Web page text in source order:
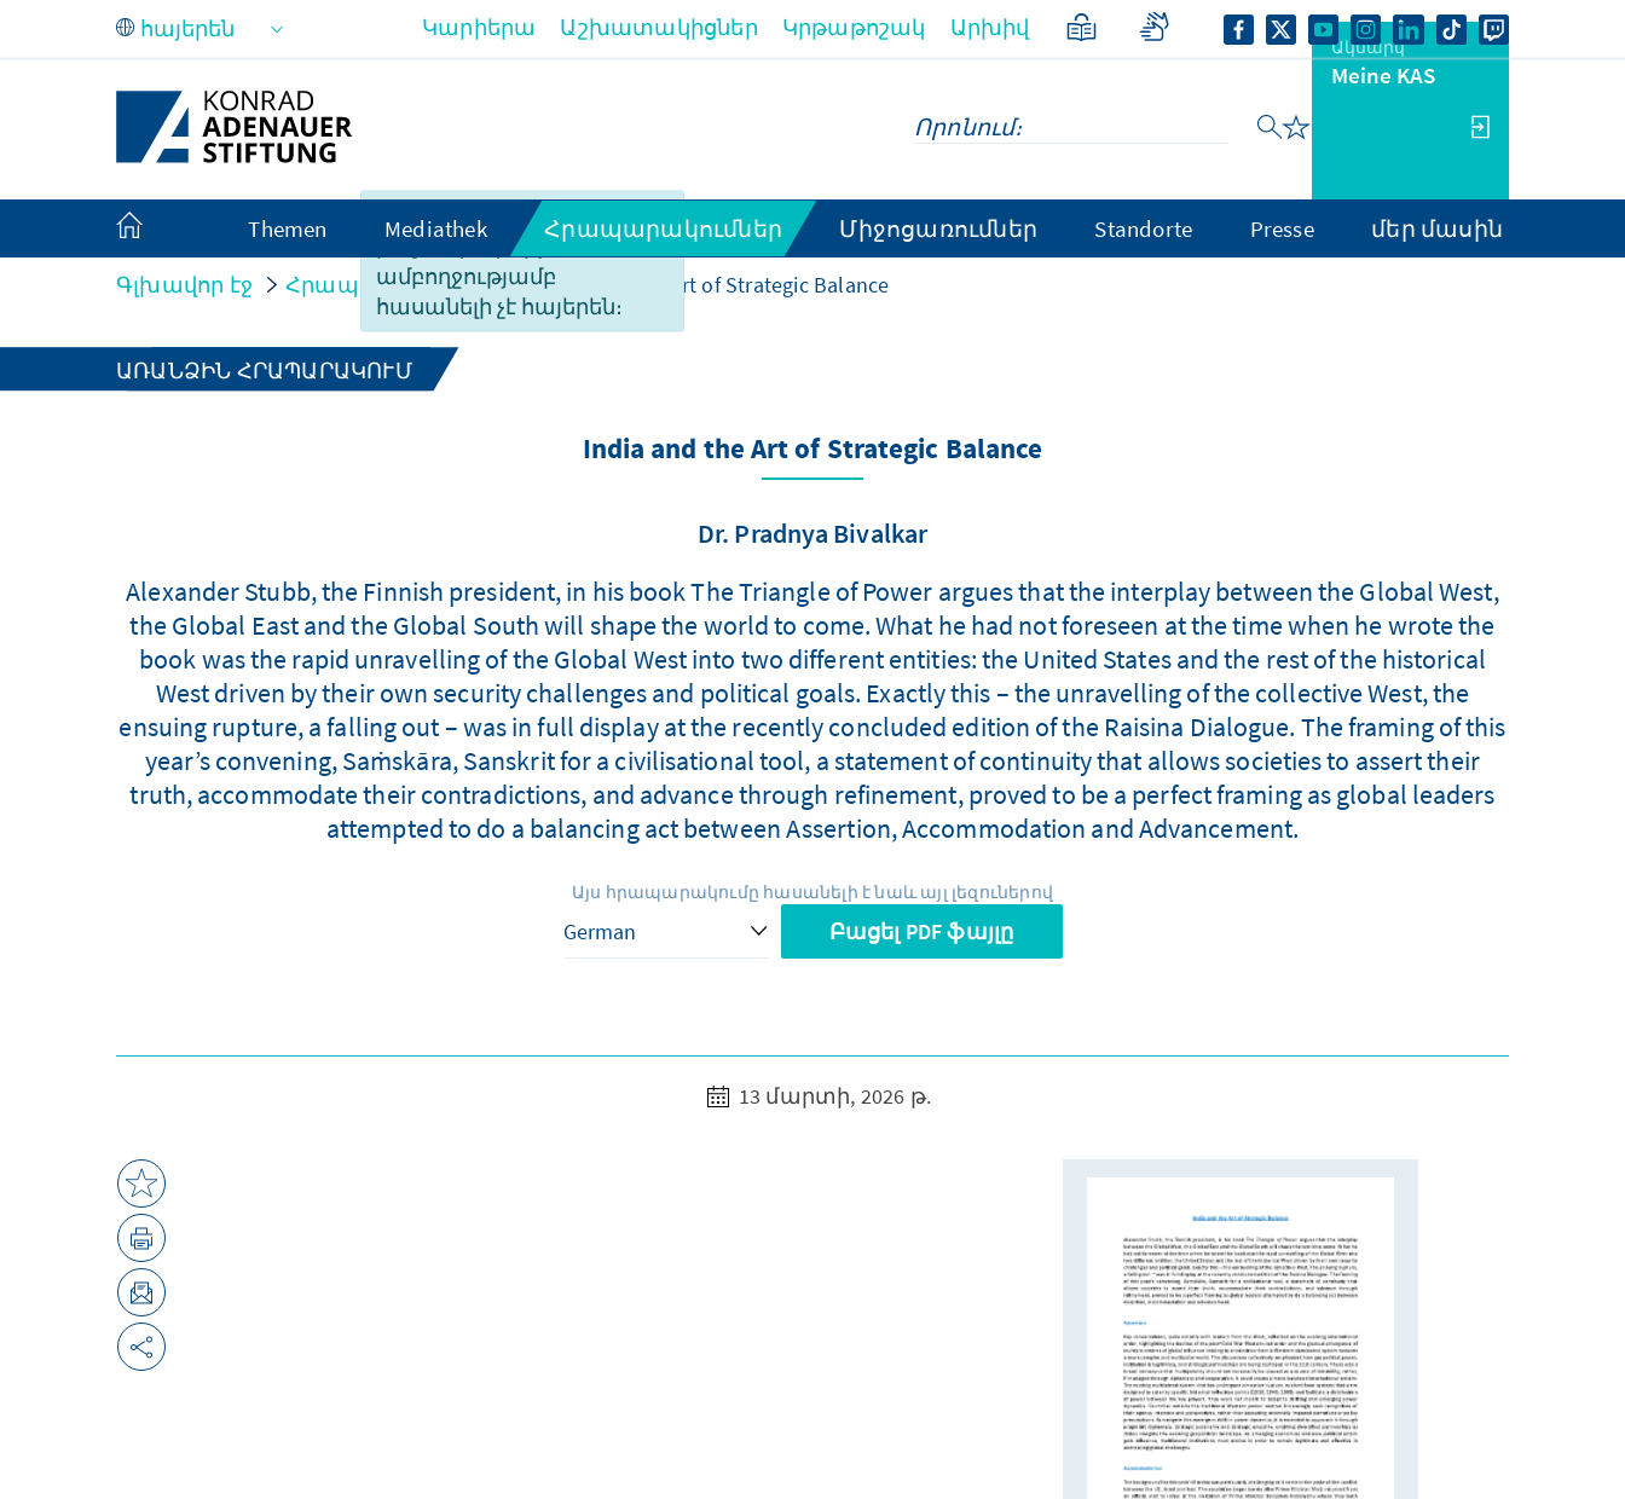
Skip to Main Content
Ցավոք, այս էջի
բովանդակությունն
ամբողջությամբ
հասանելի չէ հայերեն։
Կարիերա Աշխատակիցներ Կրթաթոշակ Արխիվ
Ակնարկ
Meine KAS
Themen Mediathek Հրապարակումներ Միջոցառումներ Standorte Presse մեր մասին
Գլխավոր էջ Հրապարակումներ India and the Art of Strategic Balance
ԱՌԱՆՁԻՆ ՀՐԱՊԱՐԱԿՈՒՄ
India and the Art of Strategic Balance
Dr. Pradnya Bivalkar
Alexander Stubb, the Finnish president, in his book The Triangle of Power argues that the interplay between the Global West,
the Global East and the Global South will shape the world to come. What he had not foreseen at the time when he wrote the
book was the rapid unravelling of the Global West into two different entities: the United States and the rest of the historical
West driven by their own security challenges and political goals. Exactly this – the unravelling of the collective West, the
ensuing rupture, a falling out – was in full display at the recently concluded edition of the Raisina Dialogue. The framing of this
year’s convening, Saṁskāra, Sanskrit for a civilisational tool, a statement of continuity that allows societies to assert their
truth, accommodate their contradictions, and advance through refinement, proved to be a perfect framing as global leaders
attempted to do a balancing act between Assertion, Accommodation and Advancement.
Այս հրապարակումը հասանելի է նաև այլ լեզուներով
Բացել PDF ֆայլը
13 մարտի, 2026 թ.